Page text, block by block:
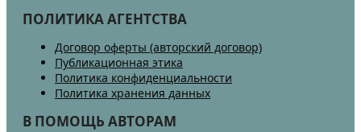
ПОЛИТИКА АГЕНТСТВА
Договор оферты (авторский договор)
Публикационная этика
Политика конфиденциальности
Политика хранения данных
В ПОМОЩЬ АВТОРАМ